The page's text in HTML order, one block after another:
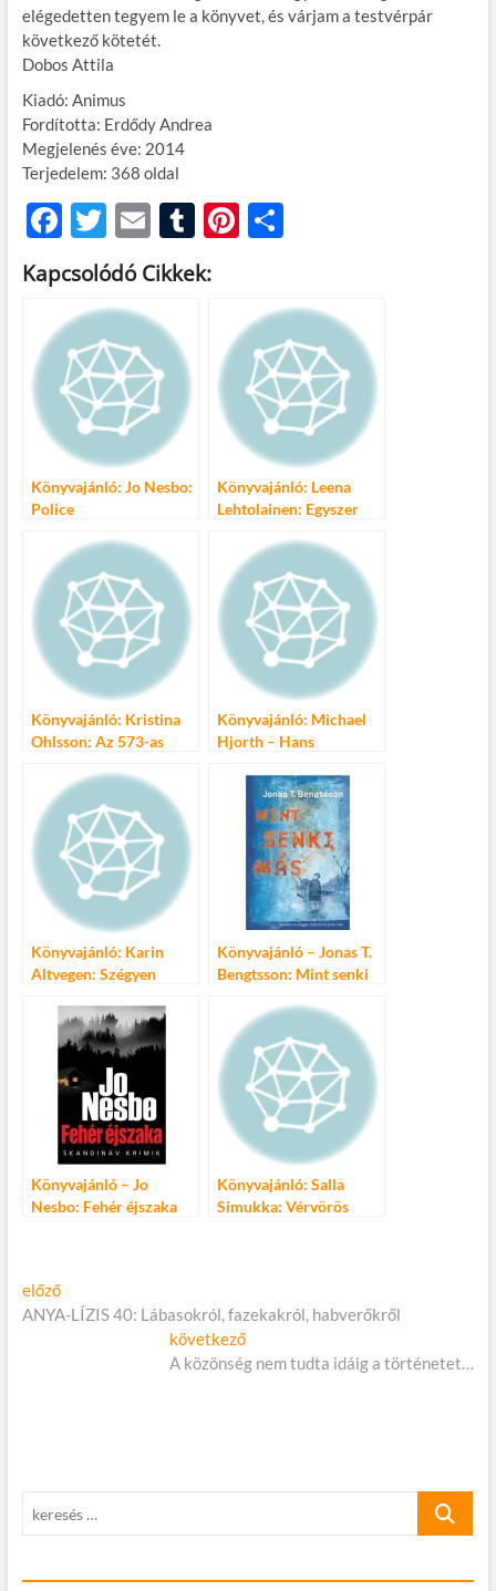
elégedetten tegyem le a könyvet, és várjam a testvérpár
következő kötetét.
Dobos Attila
Kiadó: Animus
Fordította: Erdődy Andrea
Megjelenés éve: 2014
Terjedelem: 368 oldal
F
ac
e
b
o
o
k
T
w
itt
er
E
m
ail
T
u
m
Pi
es
O
m
e
g
Kapcsolódó Cikkek:
Könyvajánló: Jo Nesbo:
Police
Könyvajánló: Leena
Lehtolainen: Egyszer
Könyvajánló: Kristina
Ohlsson: Az 573-as
Könyvajánló: Michael
Hjorth – Hans
Könyvajánló: Karin
Altvegen: Szégyen
Könyvajánló – Jonas T.
Bengtsson: Mint senki
Könyvajánló – Jo
Nesbo: Fehér éjszaka
Könyvajánló: Salla
Simukka: Vérvörös
Bejegyzés
navigáció
előzőElőző
cikk:
ANYA-LÍZIS 40: Lábasokról, fazekakról, habverőkről
következőKövetkező
cikk:
A közönség nem tudta idáig a történetet…
keresés